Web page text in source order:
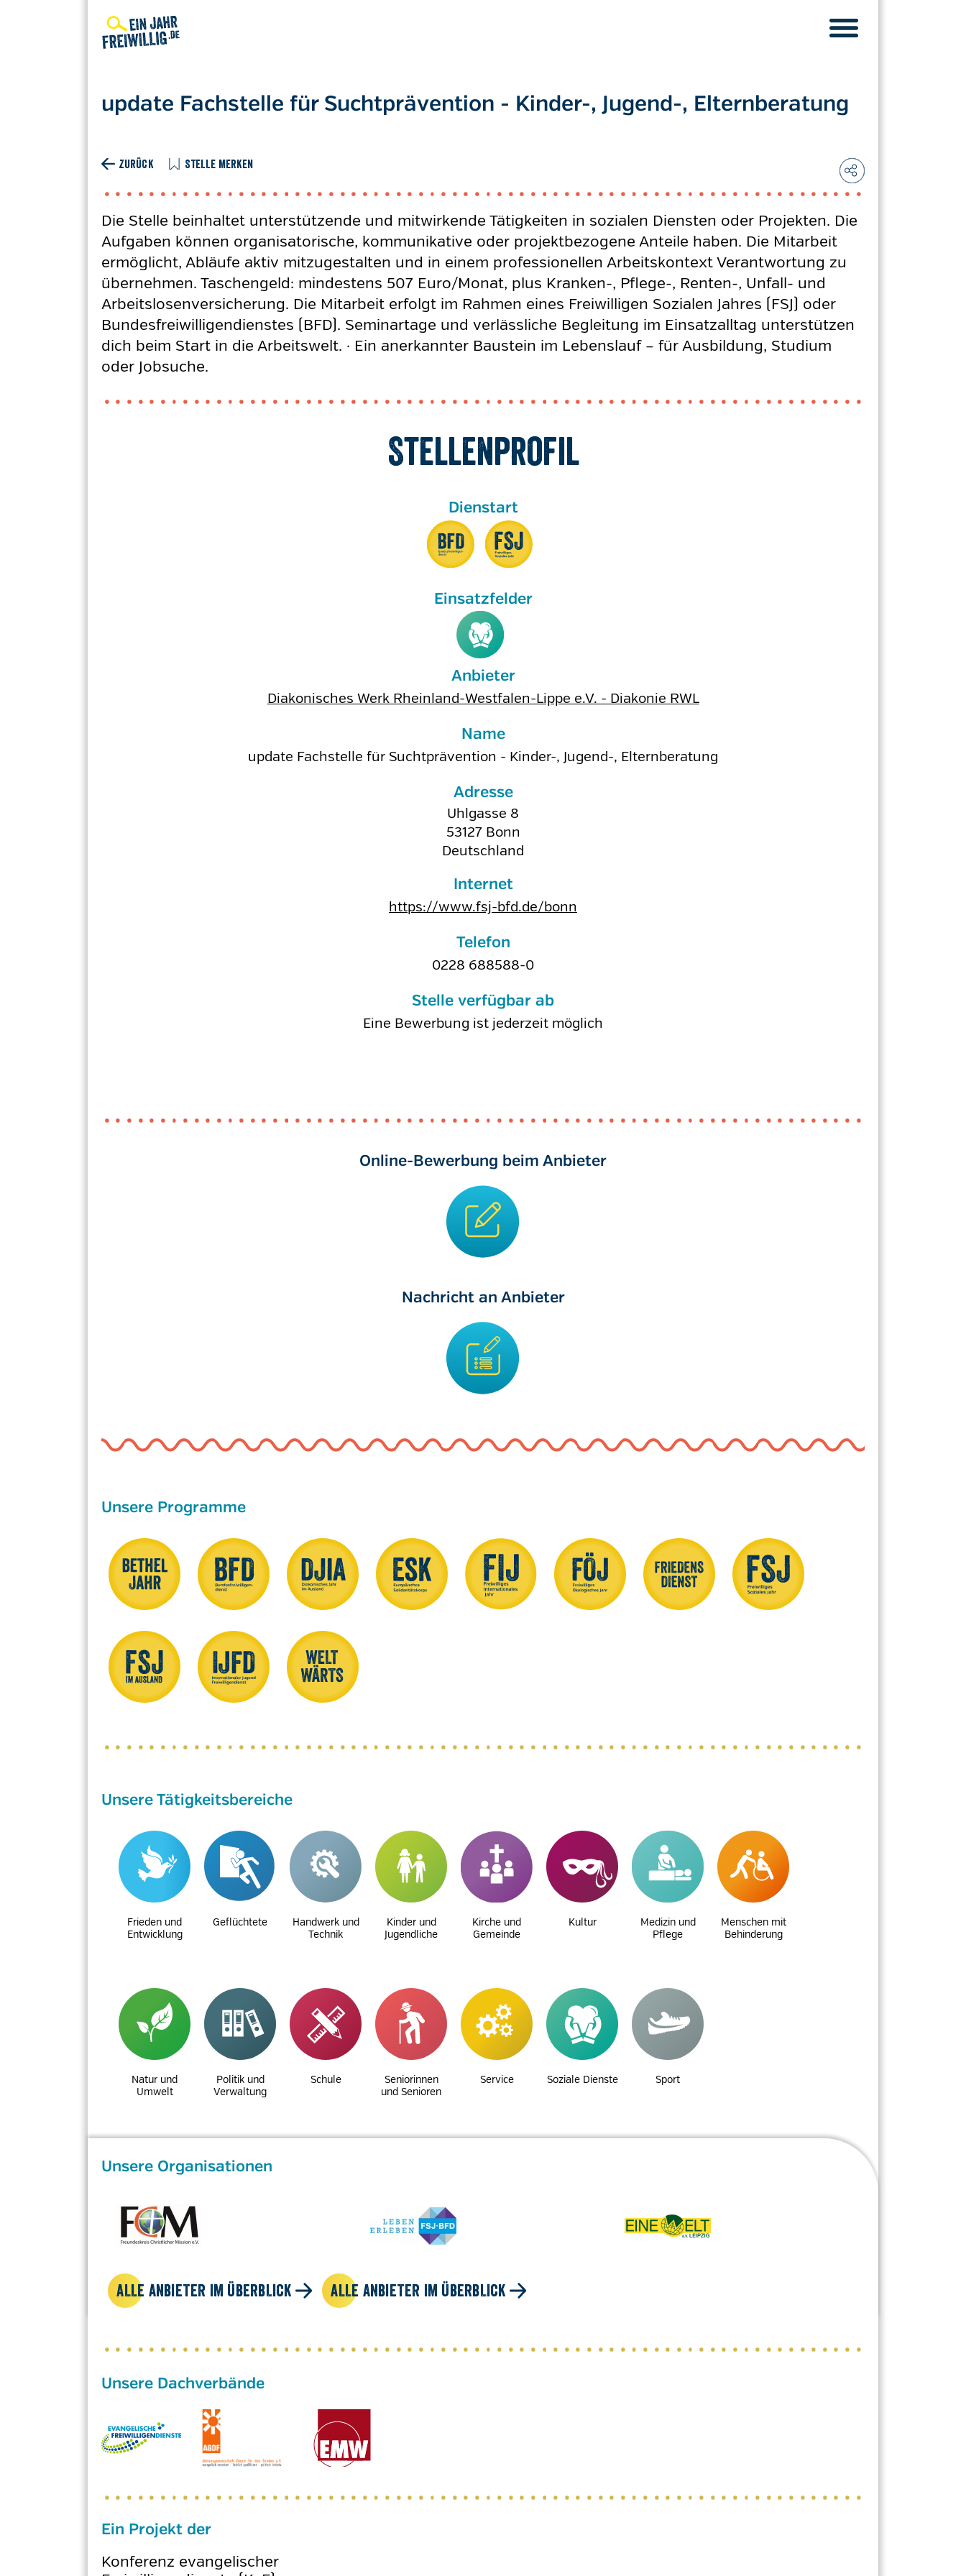
update Fachstelle für Suchtprävention - Kinder-, Jugend-, Elternberatung
ZURÜCK STELLE MERKEN
Die Stelle beinhaltet unterstützende und mitwirkende Tätigkeiten in sozialen Diensten oder Projekten. Die
Aufgaben können organisatorische, kommunikative oder projektbezogene Anteile haben. Die Mitarbeit
ermöglicht, Abläufe aktiv mitzugestalten und in einem professionellen Arbeitskontext Verantwortung zu
übernehmen. Taschengeld: mindestens 507 Euro/Monat, plus Kranken-, Pflege-, Renten-, Unfall- und
Arbeitslosenversicherung. Die Mitarbeit erfolgt im Rahmen eines Freiwilligen Sozialen Jahres (FSJ) oder
Bundesfreiwilligendienstes (BFD). Seminartage und verlässliche Begleitung im Einsatzalltag unterstützen
dich beim Start in die Arbeitswelt. · Ein anerkannter Baustein im Lebenslauf – für Ausbildung, Studium
oder Jobsuche.
Stellenprofil
Anbieter
Diakonisches Werk Rheinland-Westfalen-Lippe e.V. - Diakonie RWL
Name
update Fachstelle für Suchtprävention - Kinder-, Jugend-, Elternberatung
Adresse
Uhlgasse 8
53127 Bonn
Deutschland
Internet
https://www.fsj-bfd.de/bonn
Telefon
0228 688588-0
Stelle verfügbar ab
Eine Bewerbung ist jederzeit möglich
Online-Bewerbung beim Anbieter
Nachricht an Anbieter
Unsere Programme
Unsere Tätigkeitsbereiche
Frieden und
Entwicklung
Geflüchtete
Handwerk und
Technik
Kinder und
Jugendliche
Kirche und
Gemeinde
Kultur
Medizin und
Pflege
Menschen mit
Behinderung
Natur und
Umwelt
Politik und
Verwaltung
Schule
Seniorinnen
und Senioren
Service Soziale Dienste Sport
Unsere Organisationen
ALLE ANBIETER IM ÜBERBLICK ALLE ANBIETER IM ÜBERBLICK
Ein Projekt der
Konferenz evangelischer